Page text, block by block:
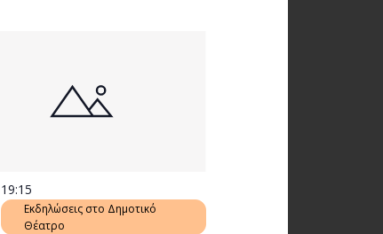
19:15
Εκδηλώσεις στο Δημοτικό
Θέατρο